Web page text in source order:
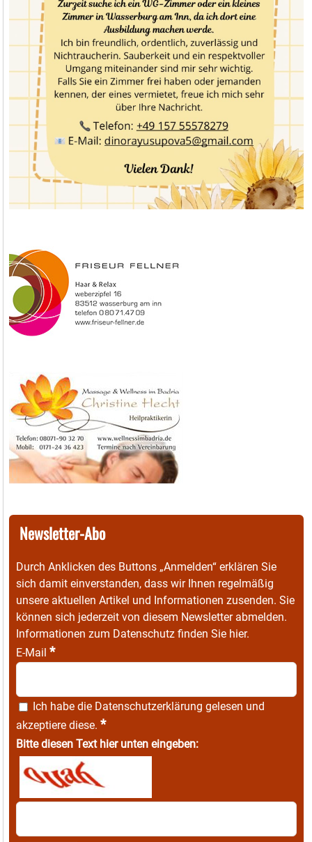
Newsletter-Abo
Durch Anklicken des Buttons „Anmelden“ erklären Sie
sich damit einverstanden, dass wir Ihnen regelmäßig
unsere aktuellen Artikel und Informationen zusenden. Sie
können sich jederzeit von diesem Newsletter abmelden.
Informationen zum Datenschutz finden Sie hier.
E-Mail *
Ich habe die Datenschutzerklärung gelesen und
akzeptiere diese. *
Bitte diesen Text hier unten eingeben: